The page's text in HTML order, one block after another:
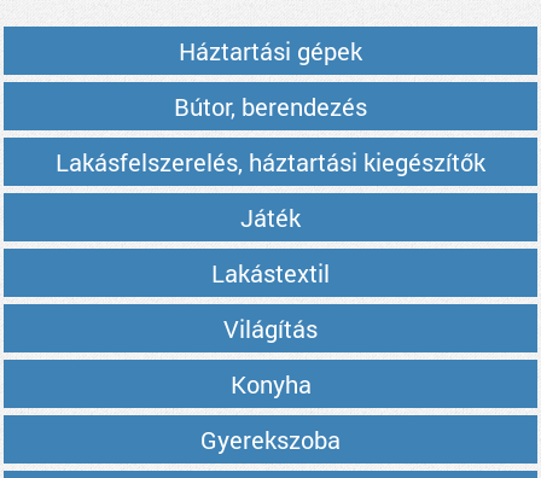
Háztartási gépek
Bútor, berendezés
Lakásfelszerelés, háztartási kiegészítők
Játék
Lakástextil
Világítás
Konyha
Gyerekszoba